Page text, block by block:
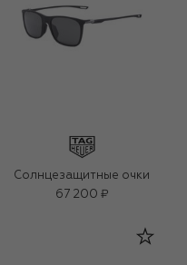
Солнцезащитные очки
67 200 ₽